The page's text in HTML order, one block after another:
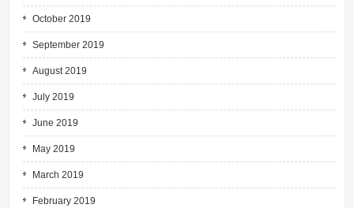
October 2019
September 2019
August 2019
July 2019
June 2019
May 2019
March 2019
February 2019